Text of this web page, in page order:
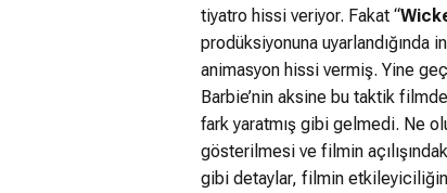
tiyatro hissi veriyor. Fakat “
prodüksiyonuna uyarlandığında
animasyon hissi vermiş. Yine
Barbie’nin aksine bu taktik
fark yaratmış gibi gelmedi. Ne
gösterilmesi ve filmin
gibi detaylar, filmin